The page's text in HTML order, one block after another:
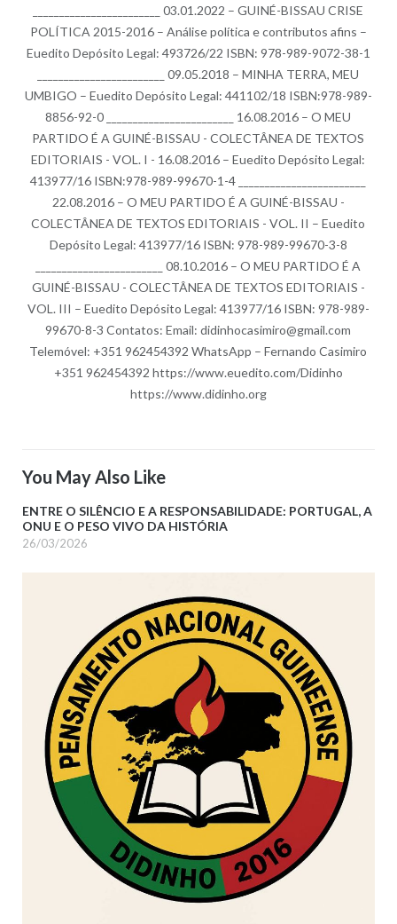
________________________ 03.01.2022 – GUINÉ-BISSAU CRISE
POLÍTICA 2015-2016 – Análise política e contributos afins –
Euedito Depósito Legal: 493726/22 ISBN: 978-989-9072-38-1
________________________ 09.05.2018 – MINHA TERRA, MEU
UMBIGO – Euedito Depósito Legal: 441102/18 ISBN:978-989-
8856-92-0 ________________________ 16.08.2016 – O MEU
PARTIDO É A GUINÉ-BISSAU - COLECTÂNEA DE TEXTOS
EDITORIAIS - VOL. I - 16.08.2016 – Euedito Depósito Legal:
413977/16 ISBN:978-989-99670-1-4 ________________________
22.08.2016 – O MEU PARTIDO É A GUINÉ-BISSAU -
COLECTÂNEA DE TEXTOS EDITORIAIS - VOL. II – Euedito
Depósito Legal: 413977/16 ISBN: 978-989-99670-3-8
________________________ 08.10.2016 – O MEU PARTIDO É A
GUINÉ-BISSAU - COLECTÂNEA DE TEXTOS EDITORIAIS -
VOL. III – Euedito Depósito Legal: 413977/16 ISBN: 978-989-
99670-8-3 Contatos: Email: didinhocasimiro@gmail.com
Telemóvel: +351 962454392 WhatsApp – Fernando Casimiro
+351 962454392 https://www.euedito.com/Didinho
https://www.didinho.org
You May Also Like
ENTRE O SILÊNCIO E A RESPONSABILIDADE: PORTUGAL, A
ONU E O PESO VIVO DA HISTÓRIA
26/03/2026